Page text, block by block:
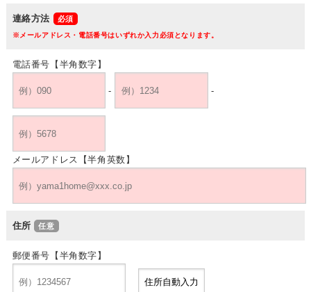
連絡方法
※メールアドレス・電話番号はいずれか入力必須となります。
電話番号【半角数字】
- -
メールアドレス【半角英数】
住所
郵便番号【半角数字】